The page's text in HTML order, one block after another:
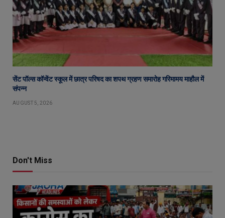
सेंट पॉल्स कॉन्वेंट स्कूल में छात्र परिषद का शपथ ग्रहण समारोह गरिमामय माहौल में
संपन्न
AUGUST 5, 2026
Don't Miss